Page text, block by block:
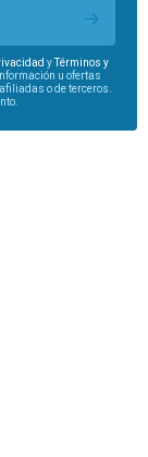
yTérminos y
u ofertas
o de terceros.